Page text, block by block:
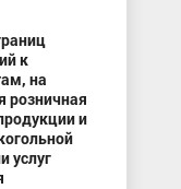
к
на
розничная
и
услуг